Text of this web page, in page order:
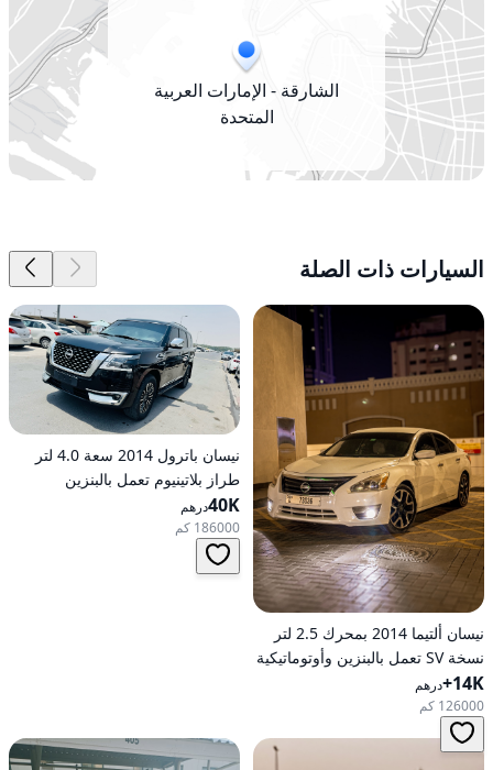
الشارقة - الإمارات العربية
المتحدة
السيارات ذات الصلة
نيسان ألتيما 2014 بمحرك 2.5 لتر
نسخة SV تعمل بالبنزين وأوتوماتيكية
للدفع الأمامي
14K+ درهم
126000 كم
نيسان باترول 2014 سعة 4.0 لتر
طراز بلاتينيوم تعمل بالبنزين
أوتوماتيكية بدفع كلي
40Kدرهم
186000 كم